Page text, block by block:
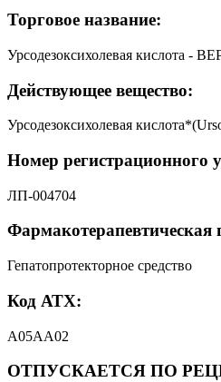
Торговое название:
Урсодезоксихолевая кислота -
Действующее вещество:
Урсодезоксихолевая
Номер регистрационного
ЛП-004704
Фармакотерапевтическая
Гепатопротекторное средство
Код АТХ:
А05АА02
ОТПУСКАЕТСЯ ПО